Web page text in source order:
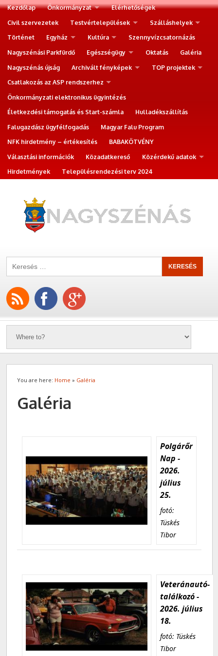
Kezdőlap Önkormányzat
Elérhetőségek
Civil szervezetek
Testvértelepülések
Szálláshelyek
Történet
Egyház Kultúra
Szennyvízcsatornázás
Nagyszénási Parkfürdő
Egészségügy Oktatás
Galéria
Nagyszénás újság
Archivált fényképek
TOP projektek
Csatlakozás az ASP rendszerhez
Önkormányzati elektronikus ügyintézés
Életkezdési támogatás és Start-számla
Hulladékszállítás
Falugazdász ügyfélfogadás
Magyar Falu Program
NFK hirdetmény – értékesítés
BABAKÖTVÉNY
Választási információk
Közadatkereső
Közérdekű adatok
Hirdetmények
Településrendezési terv 2024
You are here: Home » Galéria
Galéria
Polgárőr
Nap -
2026.
július
25.
fotó:
Tüskés
Tibor
Veteránautó-
találkozó -
2026. július
18.
fotó: Tüskés
Tibor